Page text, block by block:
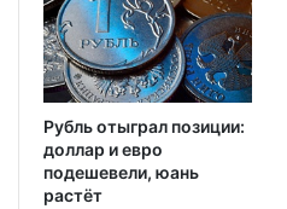
Рубль отыграл позиции:
доллар и евро
подешевели, юань
растёт